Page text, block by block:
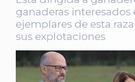
ganaderas interesados
ejemplares de esta
sus explotaciones